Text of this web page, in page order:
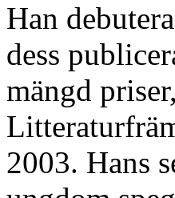
Han
dess
mängd
2003. Hans